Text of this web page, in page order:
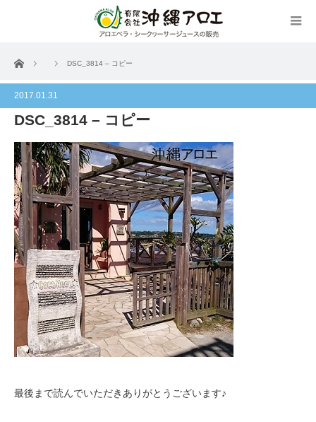
ホーム DSC_3814 – コピー
2017.01.31
DSC_3814 – コピー
最後まで読んでいただきありがとうございます♪